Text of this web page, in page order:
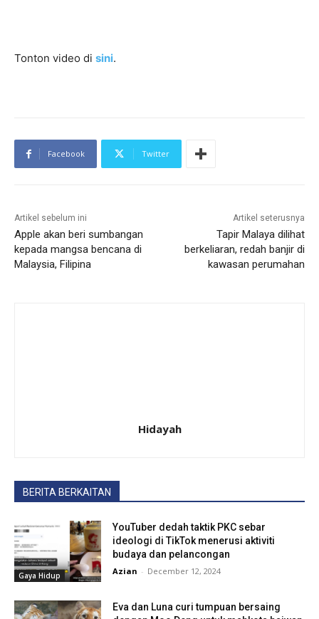
Tonton video di sini.
Facebook Twitter
Artikel sebelum ini
Apple akan beri sumbangan
kepada mangsa bencana di
Malaysia, Filipina
Artikel seterusnya
Tapir Malaya dilihat
berkeliaran, redah banjir di
kawasan perumahan
Hidayah
BERITA BERKAITAN
Gaya Hidup
YouTuber dedah taktik PKC sebar
ideologi di TikTok menerusi aktiviti
budaya dan pelancongan
Azian - December 12, 2024
Eva dan Luna curi tumpuan bersaing